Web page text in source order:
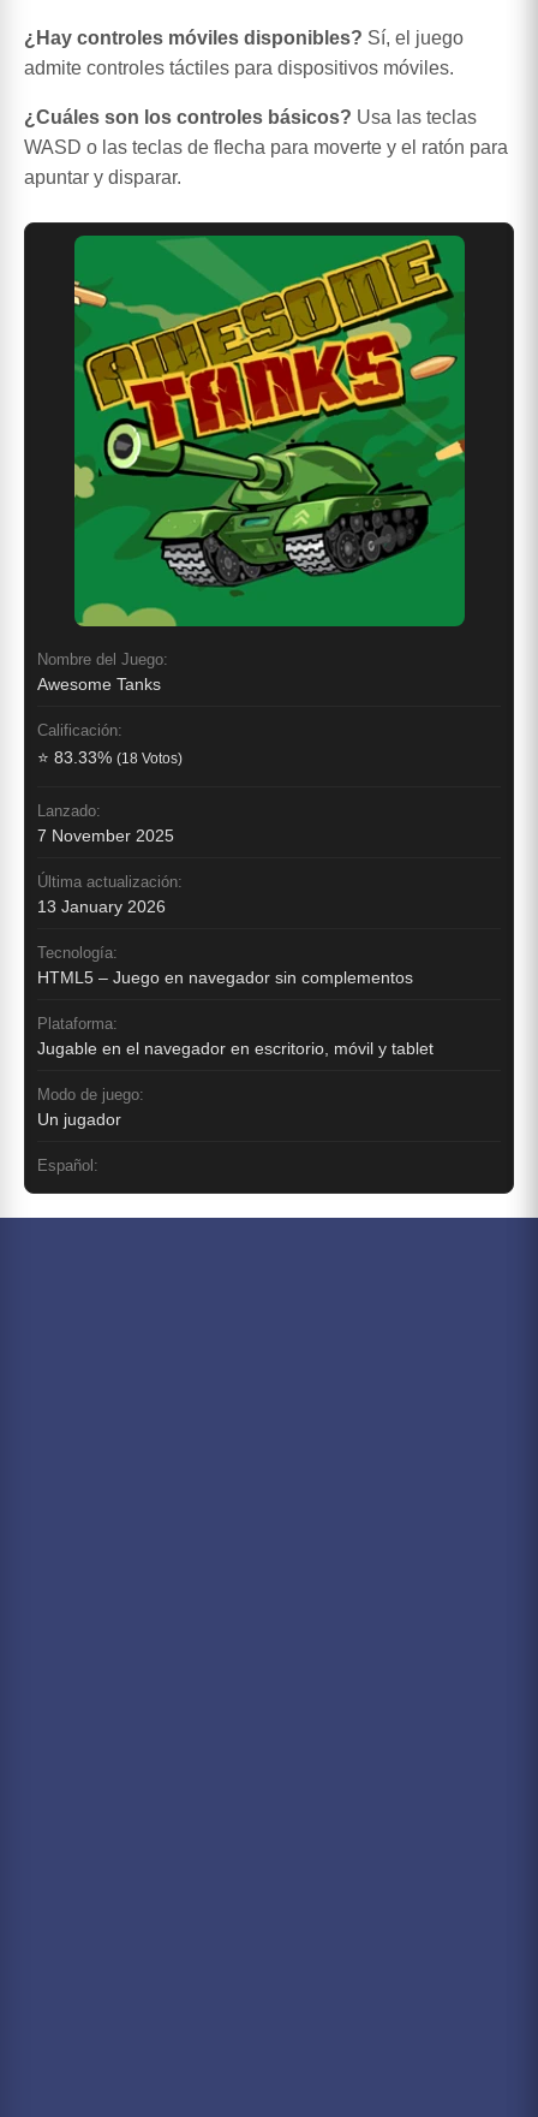
¿Hay controles móviles disponibles? Sí, el juego
admite controles táctiles para dispositivos móviles.
¿Cuáles son los controles básicos? Usa las teclas
WASD o las teclas de flecha para moverte y el ratón para
apuntar y disparar.
Nombre del Juego:
Awesome Tanks
Calificación:
⭐ 83.33% (18 Votos)
Lanzado:
7 November 2025
Última actualización:
13 January 2026
Tecnología:
HTML5 – Juego en navegador sin complementos
Plataforma:
Jugable en el navegador en escritorio, móvil y tablet
Modo de juego:
Un jugador
Español: